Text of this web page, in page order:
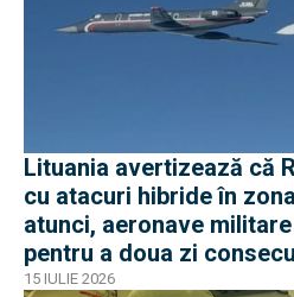
Lituania avertizează că
cu atacuri hibride în
atunci, aeronave
pentru a doua zi
Poloniei
15 IULIE 2026